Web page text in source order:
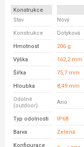
Konstrukce
Stav
Nový
Konstrukce Dotyková
Hmotnost 206 g
Výška 162,2 mm
Šířka 75,7 mm
Hloubka 8,49 mm
Odolné
(outdoor)
Ano
Typ odolnosti IP68
Barva Zelená
Konfigurace